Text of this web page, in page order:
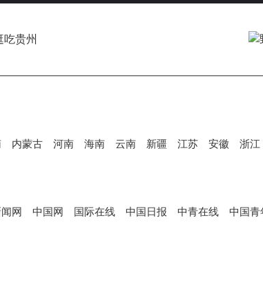
i
d
e
内蒙古 河南 海南 云南 新疆 江苏 安徽 浙江
网 中国网 国际在线 中国日报 中青在线 中国青